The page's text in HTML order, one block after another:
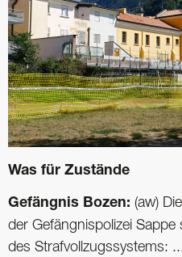
Was für Zustände
Gefängnis Bozen: (aw)
der Gefängnispolizei
des Strafvollzugssystems: